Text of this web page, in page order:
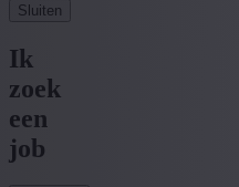
Sluiten
Ik
zoek
een
job